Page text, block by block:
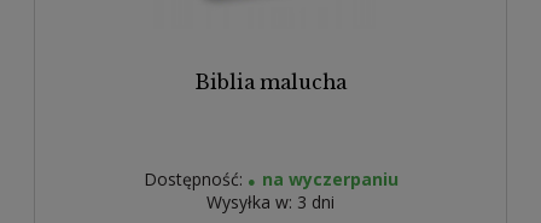
Biblia malucha
Dostępność:
na wyczerpaniu
Wysyłka w: 3 dni